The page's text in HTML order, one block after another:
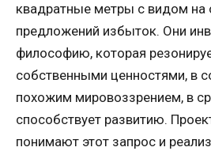
квадратные метры с видом на
предложений избыток. Они
философию, которая
собственными ценностями, в
похожим мировоззрением, в
способствует развитию.
понимают этот запрос и